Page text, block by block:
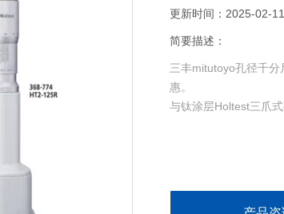
更新时间：2025-02-11
简要描述：
三丰mitutoyo孔径千
惠。
与钛涂层Holtest三爪